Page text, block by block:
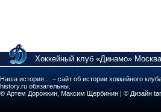
Хоккейный клуб «Динамо»
Наша история… – сайт об истории хоккейного
history.ru обязательны.
© Артем Дорожкин, Максим Щербинин | © Дизайн